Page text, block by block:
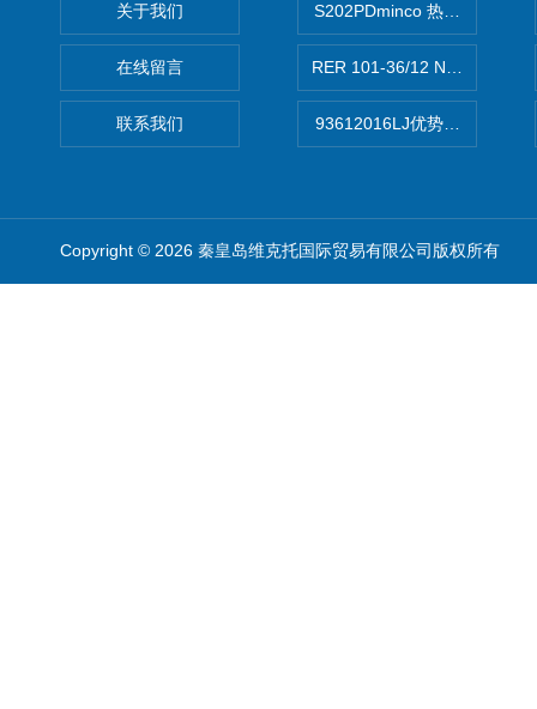
关于我们
在线留言
联系我们
S202PDminco 热电阻
RER 101-36/12 NHH离心
93612016LJ优势供应美国
Copyright © 2026 秦皇岛维克托国际贸易有限公司版权所有